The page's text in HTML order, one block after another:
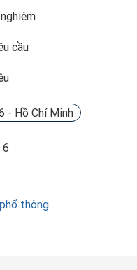
cầu
- Hồ Chí Minh
6
thông